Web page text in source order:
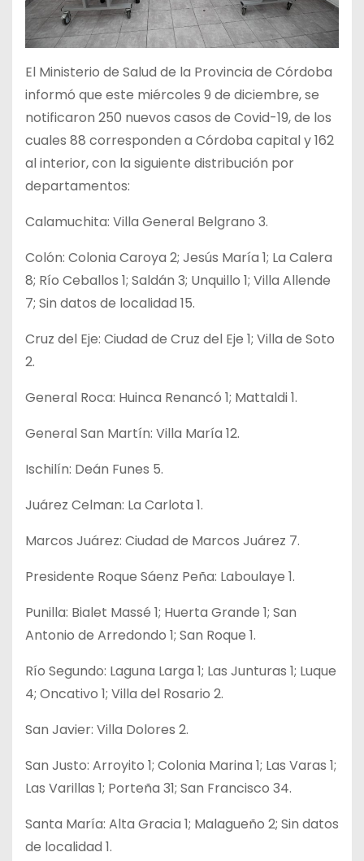
El Ministerio de Salud de la Provincia de Córdoba
informó que este miércoles 9 de diciembre, se
notificaron 250 nuevos casos de Covid-19, de los
cuales 88 corresponden a Córdoba capital y 162
al interior, con la siguiente distribución por
departamentos:
Calamuchita: Villa General Belgrano 3.
Colón: Colonia Caroya 2; Jesús María 1; La Calera
8; Río Ceballos 1; Saldán 3; Unquillo 1; Villa Allende
7; Sin datos de localidad 15.
Cruz del Eje: Ciudad de Cruz del Eje 1; Villa de Soto
2.
General Roca: Huinca Renancó 1; Mattaldi 1.
General San Martín: Villa María 12.
Ischilín: Deán Funes 5.
Juárez Celman: La Carlota 1.
Marcos Juárez: Ciudad de Marcos Juárez 7.
Presidente Roque Sáenz Peña: Laboulaye 1.
Punilla: Bialet Massé 1; Huerta Grande 1; San
Antonio de Arredondo 1; San Roque 1.
Río Segundo: Laguna Larga 1; Las Junturas 1; Luque
4; Oncativo 1; Villa del Rosario 2.
San Javier: Villa Dolores 2.
San Justo: Arroyito 1; Colonia Marina 1; Las Varas 1;
Las Varillas 1; Porteña 31; San Francisco 34.
Santa María: Alta Gracia 1; Malagueño 2; Sin datos
de localidad 1.